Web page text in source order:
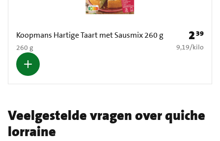
Koopmans Hartige Taart met Sausmix 260 g
260 g
Prijs: €
239
€ 9,19 per kilo
9,19/kilo
Veelgestelde vragen over quiche
lorraine